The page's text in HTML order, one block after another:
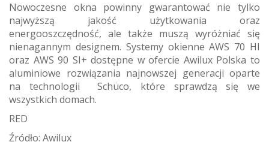
Nowoczesne okna powinny gwarantować nie tylko
najwyższą jakość użytkowania oraz
energooszczędność, ale także muszą wyróżniać się
nienagannym designem. Systemy okienne AWS 70 HI
oraz AWS 90 SI+ dostępne w ofercie Awilux Polska to
aluminiowe rozwiązania najnowszej generacji oparte
na technologii Schüco, które sprawdzą się we
wszystkich domach.
RED
Źródło: Awilux